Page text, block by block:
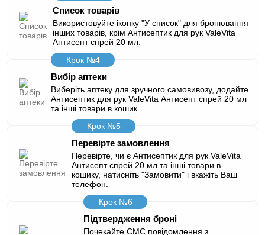
Список товарів
Використовуйте іконку "У список" для бронювання
інших товарів, крім Антисептик для рук ValeVita
Антисепт спрей 20 мл.
Крок №4
Вибір аптеки
Виберіть аптеку для зручного самовивозу, додайте
Антисептик для рук ValeVita Антисепт спрей 20 мл
та інші товари в кошик.
Крок №5
Перевірте замовлення
Перевірте, чи є Антисептик для рук ValeVita
Антисепт спрей 20 мл та інші товари в
кошику, натисніть "Замовити" і вкажіть Ваш
телефон.
Крок №6
Підтвердження броні
Почекайте СМС повідомлення з